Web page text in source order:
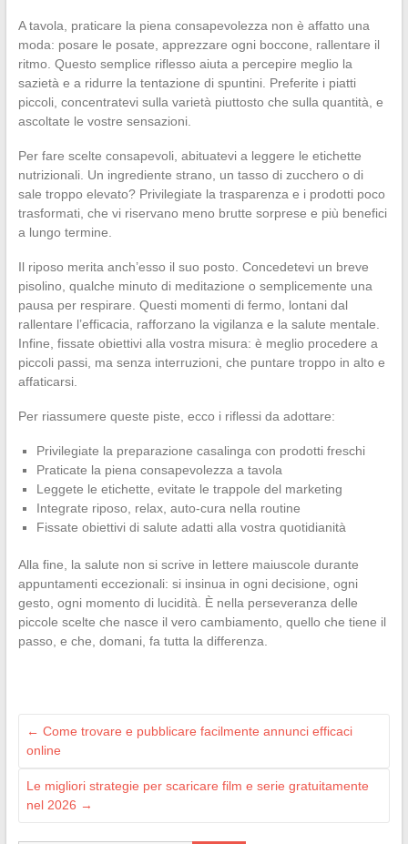
A tavola, praticare la piena consapevolezza non è affatto una
moda: posare le posate, apprezzare ogni boccone, rallentare il
ritmo. Questo semplice riflesso aiuta a percepire meglio la
sazietà e a ridurre la tentazione di spuntini. Preferite i piatti
piccoli, concentratevi sulla varietà piuttosto che sulla quantità, e
ascoltate le vostre sensazioni.
Per fare scelte consapevoli, abituatevi a leggere le etichette
nutrizionali. Un ingrediente strano, un tasso di zucchero o di
sale troppo elevato? Privilegiate la trasparenza e i prodotti poco
trasformati, che vi riservano meno brutte sorprese e più benefici
a lungo termine.
Il riposo merita anch’esso il suo posto. Concedetevi un breve
pisolino, qualche minuto di meditazione o semplicemente una
pausa per respirare. Questi momenti di fermo, lontani dal
rallentare l’efficacia, rafforzano la vigilanza e la salute mentale.
Infine, fissate obiettivi alla vostra misura: è meglio procedere a
piccoli passi, ma senza interruzioni, che puntare troppo in alto e
affaticarsi.
Per riassumere queste piste, ecco i riflessi da adottare:
Privilegiate la preparazione casalinga con prodotti freschi
Praticate la piena consapevolezza a tavola
Leggete le etichette, evitate le trappole del marketing
Integrate riposo, relax, auto-cura nella routine
Fissate obiettivi di salute adatti alla vostra quotidianità
Alla fine, la salute non si scrive in lettere maiuscole durante
appuntamenti eccezionali: si insinua in ogni decisione, ogni
gesto, ogni momento di lucidità. È nella perseveranza delle
piccole scelte che nasce il vero cambiamento, quello che tiene il
passo, e che, domani, fa tutta la differenza.
← Come trovare e pubblicare facilmente annunci efficaci
online
Le migliori strategie per scaricare film e serie gratuitamente
nel 2026 →